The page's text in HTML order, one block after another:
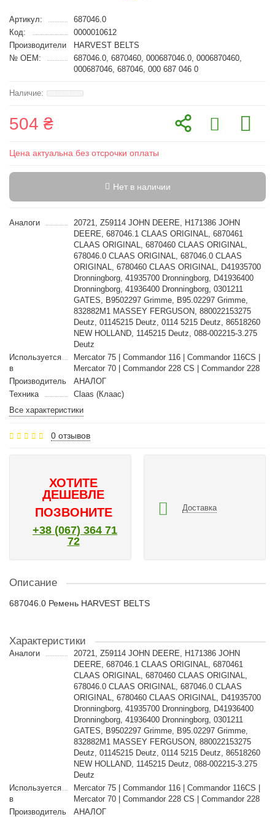
Артикул:
687046.0
Код:
0000010612
Производители
HARVEST BELTS
№ OEM:
687046.0, 6870460, 000687046.0, 0006870460,
000687046, 687046, 000 687 046 0
504 ₴
Цена актуальна без отсрочки оплаты
Нет в наличии
Аналоги
20721, Z59114 JOHN DEERE, H171386 JOHN
DEERE, 687046.1 CLAAS ORIGINAL, 6870461
CLAAS ORIGINAL, 6870460 CLAAS ORIGINAL,
678046.0 CLAAS ORIGINAL, 687046.0 CLAAS
ORIGINAL, 6780460 CLAAS ORIGINAL, D41935700
Dronningborg, 41935700 Dronningborg, D41936400
Dronningborg, 41936400 Dronningborg, 0301211
GATES, B9502297 Grimme, B95.02297 Grimme,
832882M1 MASSEY FERGUSON, 880022153275
Deutz, 01145215 Deutz, 0114 5215 Deutz, 86518260
NEW HOLLAND, 1145215 Deutz, 088-002215-3.275
Deutz
Используется
в
Mercator 75 | Commandor 116 | Commandor 116CS |
Mercator 70 | Commandor 228 CS | Commandor 228
Производитель
АНАЛОГ
Техника
Claas (Клаас)
Все характеристики
0 отзывов
ХОТИТЕ
ДЕШЕВЛЕ
ПОЗВОНИТЕ
+38 (067) 364 71
72
Доставка
Описание
687046.0 Ремень HARVEST BELTS
Характеристики
Аналоги
20721, Z59114 JOHN DEERE, H171386 JOHN
DEERE, 687046.1 CLAAS ORIGINAL, 6870461
CLAAS ORIGINAL, 6870460 CLAAS ORIGINAL,
678046.0 CLAAS ORIGINAL, 687046.0 CLAAS
ORIGINAL, 6780460 CLAAS ORIGINAL, D41935700
Dronningborg, 41935700 Dronningborg, D41936400
Dronningborg, 41936400 Dronningborg, 0301211
GATES, B9502297 Grimme, B95.02297 Grimme,
832882M1 MASSEY FERGUSON, 880022153275
Deutz, 01145215 Deutz, 0114 5215 Deutz, 86518260
NEW HOLLAND, 1145215 Deutz, 088-002215-3.275
Deutz
Используется
в
Mercator 75 | Commandor 116 | Commandor 116CS |
Mercator 70 | Commandor 228 CS | Commandor 228
Производитель
АНАЛОГ